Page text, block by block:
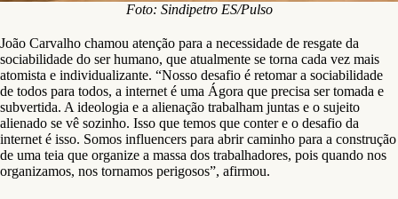
Foto: Sindipetro ES/Pulso
João Carvalho chamou atenção para a necessidade de resgate da
sociabilidade do ser humano, que atualmente se torna cada vez mais
atomista e individualizante. “Nosso desafio é retomar a sociabilidade
de todos para todos, a internet é uma Ágora que precisa ser tomada e
subvertida. A ideologia e a alienação trabalham juntas e o sujeito
alienado se vê sozinho. Isso que temos que conter e o desafio da
internet é isso. Somos influencers para abrir caminho para a construção
de uma teia que organize a massa dos trabalhadores, pois quando nos
organizamos, nos tornamos perigosos”, afirmou.